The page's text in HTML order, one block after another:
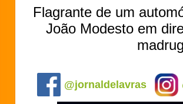
Flagrante de um
João Modesto em
@jornaldelavras